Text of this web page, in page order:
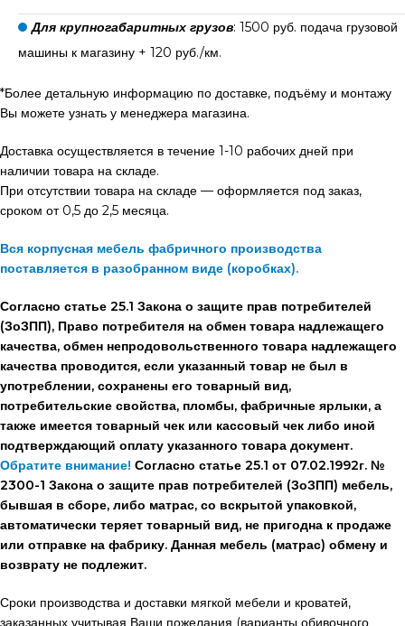
Для крупногабаритных грузов: 1500 руб. подача грузовой
машины к магазину + 120 руб./км.
*Более детальную информацию по доставке, подъёму и монтажу
Вы можете узнать у менеджера магазина.
Доставка осуществляется в течение 1-10 рабочих дней при
наличии товара на складе.
При отсутствии товара на складе — оформляется под заказ,
сроком от 0,5 до 2,5 месяца.
Вся корпусная мебель фабричного производства
поставляется в разобранном виде (коробках).
Согласно статье 25.1 Закона о защите прав потребителей
(ЗоЗПП), Право потребителя на обмен товара надлежащего
качества, обмен непродовольственного товара надлежащего
качества проводится, если указанный товар не был в
употреблении, сохранены его товарный вид,
потребительские свойства, пломбы, фабричные ярлыки, а
также имеется товарный чек или кассовый чек либо иной
подтверждающий оплату указанного товара документ.
Обратите внимание! Согласно статье 25.1 от 07.02.1992г. №
2300-1 Закона о защите прав потребителей (ЗоЗПП) мебель,
бывшая в сборе, либо матрас, со вскрытой упаковкой,
автоматически теряет товарный вид, не пригодна к продаже
или отправке на фабрику. Данная мебель (матрас) обмену и
возврату не подлежит.
Сроки производства и доставки мягкой мебели и кроватей,
заказанных учитывая Ваши пожелания (варианты обивочного